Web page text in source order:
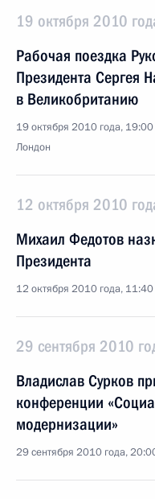
19 октября 2010
Рабочая поездка
Президента Сергея
в Великобританию
19 октября 2010 года, 19:00
Лондон
12 октября 2010
Михаил Федотов
Президента
12 октября 2010 года, 11:40
29 сентября 2010
Владислав Сурков
конференции
модернизации»
29 сентября 2010 года,